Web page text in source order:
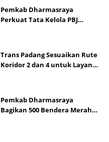
Pemkab Dharmasraya
Perkuat Tata Kelola PBJ
Trans Padang Sesuaikan Rute
Koridor 2 dan 4 untuk Layani
Pemkab Dharmasraya
Bagikan 500 Bendera Merah